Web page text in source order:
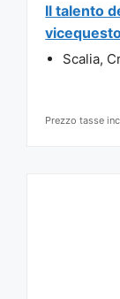
Il talento
Scalia,
Prezzo tasse